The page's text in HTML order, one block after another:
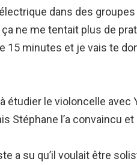
dans des
ne me tentait plus de
15 minutes et je vais te
étudier le violoncelle
Stéphane l’a convaincu
a su qu’il voulait être